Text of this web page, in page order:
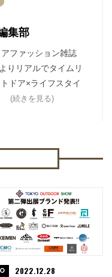
集部
ファッション雑誌
りリアルでタイムリ
ドア×ライフスタイ
(続きを見る)
2022.12.28